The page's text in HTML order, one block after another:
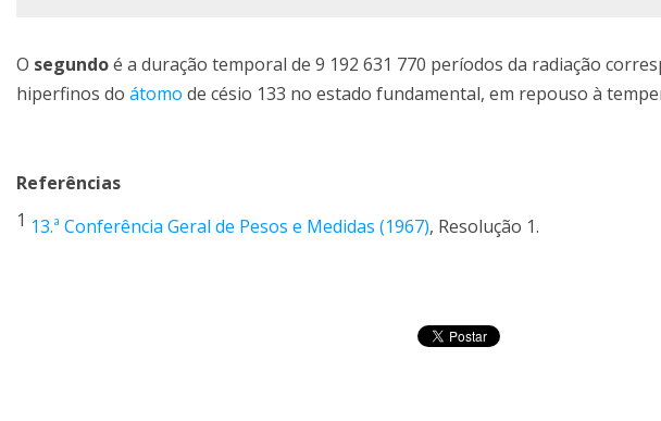
O segundoé a duração temporal de 9 192 631 770 períodos da radiação
hiperfinos do átomo de césio 133 no estado fundamental, em repouso à
Referências
1 13.ª Conferência Geral de Pesos e Medidas (1967), Resolução 1.